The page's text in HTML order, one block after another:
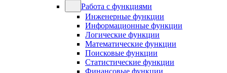
Работа с функциями
Инженерные функции
Информационные функции
Логические функции
Математические функции
Поисковые функции
Статистические функции
Финансовые функции